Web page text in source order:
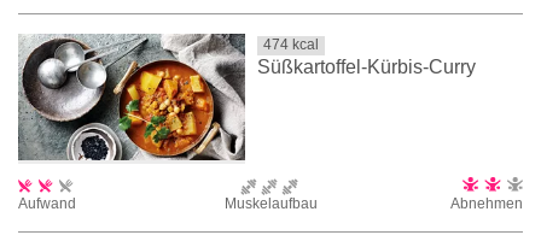
474 kcal
Süßkartoffel-Kürbis-Curry
Aufwand Muskelaufbau Abnehmen